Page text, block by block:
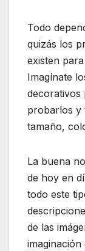
Todo
quizás los
existen
Imagínate
decorativos
probarlos y
tamaño,
La buena
de hoy en
todo este
de las
imaginación